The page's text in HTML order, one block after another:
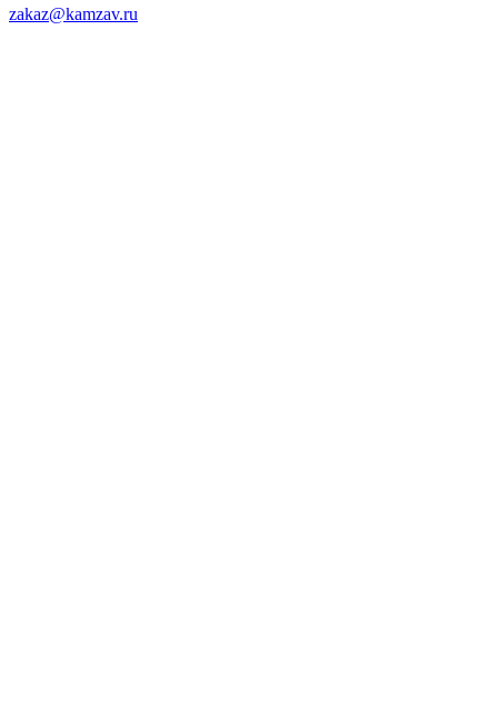
zakaz@kamzav.ru